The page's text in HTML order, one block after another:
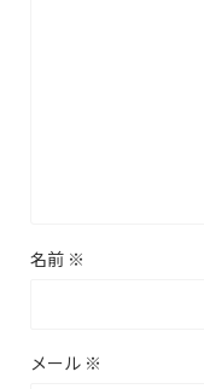
名前 ※
メール ※